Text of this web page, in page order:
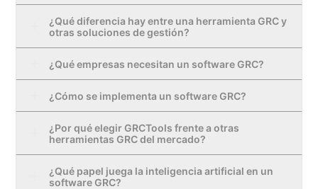
¿Qué diferencia hay entre una herramienta GRC y
otras soluciones de gestión?
¿Qué empresas necesitan un software GRC?
¿Cómo se implementa un software GRC?
¿Por qué elegir GRCTools frente a otras
herramientas GRC del mercado?
¿Qué papel juega la inteligencia artificial en un
software GRC?